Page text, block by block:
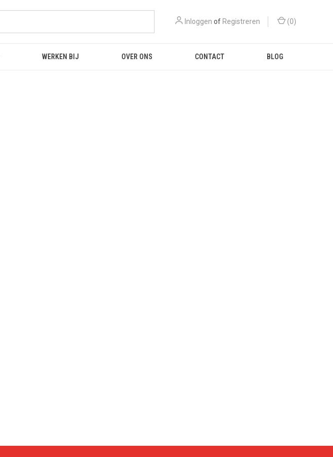
Inloggen of Registreren (0)
WERKEN BIJ OVER ONS CONTACT BLOG